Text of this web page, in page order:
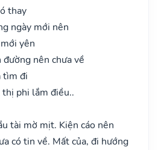
thay
ngày mới nên
yên
nên chưa về
tìm đi
phi lắm điều..
tài mờ mịt. Kiện cáo nên
có tin về. Mất của, đi hướng